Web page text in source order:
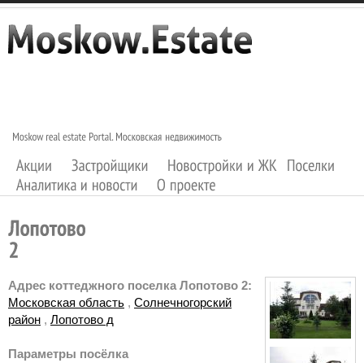
Адрес коттеджного поселка Лопотово 2:
Московская область , Солнечногорский
район , Лопотово д
Параметры посёлка